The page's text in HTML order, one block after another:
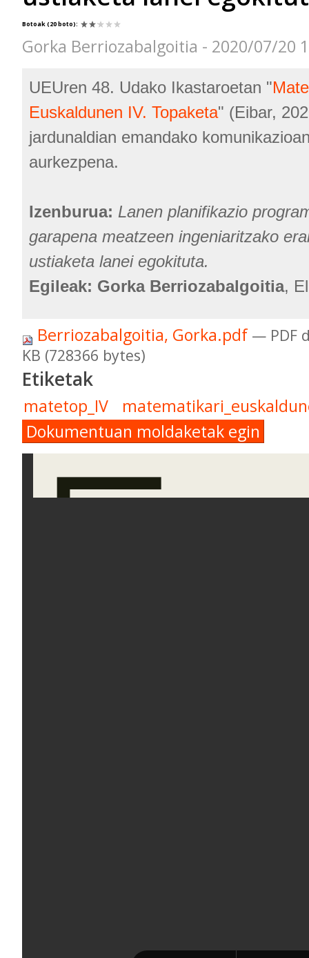
Botoak(20 boto):
Gorka Berriozabalgoitia - 2020/07/20
UEUren 48. Udako Ikastaroetan "
Euskaldunen IV. Topaketa" (Eibar,
jardunaldian emandako
aurkezpena.
Izenburua: Lanen planifikazio
garapena meatzeen ingeniaritzako
ustiaketa lanei egokituta.
Egileak: Gorka Berriozabalgoitia,
Berriozabalgoitia, Gorka.pdf — PDF
KB (728366 bytes)
Etiketak
matetop_IV
Dokumentuan moldaketak egin